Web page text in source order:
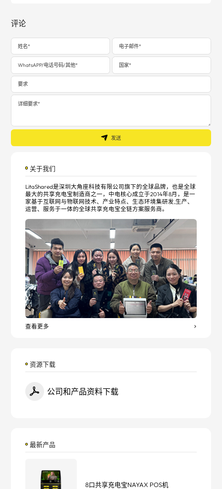
评论
发送
关于我们
LitaShared是深圳大角座科技有限公司旗下的全球品牌，也是全球
最大的共享充电宝制造商之一，中电核心成立于2014年8月，是一
家基于互联网与物联网技术、产业特点、生态环境集研发,生产、
运营、服务于一体的全球共享充电宝全链方案服务商。
查看更多
资源下载
公司和产品资料下载
最新产品
8口共享充电宝NAYAX POS机